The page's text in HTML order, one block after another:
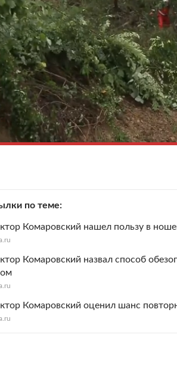
по теме
Комаровский нашел пользу в
Комаровский назвал способ
Комаровский оценил шанс